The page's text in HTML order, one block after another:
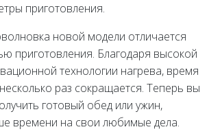
приготовления.
новой модели отличается
приготовления. Благодаря высокой
технологии нагрева, время
раз сокращается. Теперь вы
готовый обед или ужин,
времени на свои любимые дела.